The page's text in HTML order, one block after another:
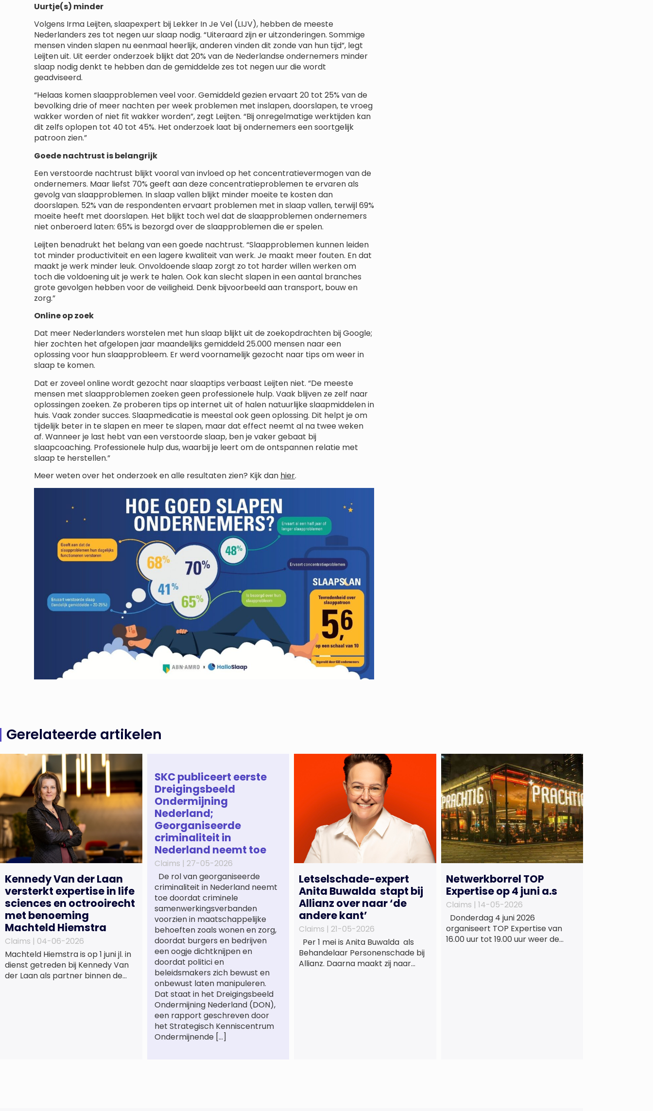
Uurtje(s) minder
Volgens Irma Leijten, slaapexpert bij Lekker In Je Vel (LIJV), hebben de meeste
Nederlanders zes tot negen uur slaap nodig. “Uiteraard zijn er uitzonderingen. Sommige
mensen vinden slapen nu eenmaal heerlijk, anderen vinden dit zonde van hun tijd”, legt
Leijten uit. Uit eerder onderzoek blijkt dat 20% van de Nederlandse ondernemers minder
slaap nodig denkt te hebben dan de gemiddelde zes tot negen uur die wordt
geadviseerd.
“Helaas komen slaapproblemen veel voor. Gemiddeld gezien ervaart 20 tot 25% van de
bevolking drie of meer nachten per week problemen met inslapen, doorslapen, te vroeg
wakker worden of niet fit wakker worden”, zegt Leijten. “Bij onregelmatige werktijden kan
dit zelfs oplopen tot 40 tot 45%. Het onderzoek laat bij ondernemers een soortgelijk
patroon zien.”
Goede nachtrust is belangrijk
Een verstoorde nachtrust blijkt vooral van invloed op het concentratievermogen van de
ondernemers. Maar liefst 70% geeft aan deze concentratieproblemen te ervaren als
gevolg van slaapproblemen. In slaap vallen blijkt minder moeite te kosten dan
doorslapen. 52% van de respondenten ervaart problemen met in slaap vallen, terwijl 69%
moeite heeft met doorslapen. Het blijkt toch wel dat de slaapproblemen ondernemers
niet onberoerd laten: 65% is bezorgd over de slaapproblemen die er spelen.
Leijten benadrukt het belang van een goede nachtrust. “Slaapproblemen kunnen leiden
tot minder productiviteit en een lagere kwaliteit van werk. Je maakt meer fouten. En dat
maakt je werk minder leuk. Onvoldoende slaap zorgt zo tot harder willen werken om
toch die voldoening uit je werk te halen. Ook kan slecht slapen in een aantal branches
grote gevolgen hebben voor de veiligheid. Denk bijvoorbeeld aan transport, bouw en
zorg.”
Online op zoek
Dat meer Nederlanders worstelen met hun slaap blijkt uit de zoekopdrachten bij Google;
hier zochten het afgelopen jaar maandelijks gemiddeld 25.000 mensen naar een
oplossing voor hun slaapprobleem. Er werd voornamelijk gezocht naar tips om weer in
slaap te komen.
Dat er zoveel online wordt gezocht naar slaaptips verbaast Leijten niet. “De meeste
mensen met slaapproblemen zoeken geen professionele hulp. Vaak blijven ze zelf naar
oplossingen zoeken. Ze proberen tips op internet uit of halen natuurlijke slaapmiddelen in
huis. Vaak zonder succes. Slaapmedicatie is meestal ook geen oplossing. Dit helpt je om
tijdelijk beter in te slapen en meer te slapen, maar dat effect neemt al na twee weken
af. Wanneer je last hebt van een verstoorde slaap, ben je vaker gebaat bij
slaapcoaching. Professionele hulp dus, waarbij je leert om de ontspannen relatie met
slaap te herstellen.”
Meer weten over het onderzoek en alle resultaten zien? Kijk dan hier.
Gerelateerde artikelen
Kennedy Van der Laan
versterkt expertise in life
sciences en octrooirecht
met benoeming
Machteld Hiemstra
Claims | 04-06-2026
Machteld Hiemstra is op 1 juni jl. in
dienst getreden bij Kennedy Van
der Laan als partner binnen de
SKC publiceert eerste
Dreigingsbeeld
Ondermijning
Nederland;
Georganiseerde
criminaliteit in
Nederland neemt toe
Claims | 27-05-2026
De rol van georganiseerde
criminaliteit in Nederland neemt
toe doordat criminele
samenwerkingsverbanden
voorzien in maatschappelijke
behoeften zoals wonen en zorg,
doordat burgers en bedrijven
een oogje dichtknijpen en
doordat politici en
beleidsmakers zich bewust en
onbewust laten manipuleren.
Dat staat in het Dreigingsbeeld
Ondermijning Nederland (DON),
een rapport geschreven door
het Strategisch Kenniscentrum
Ondermijnende […]
Letselschade-expert
Anita Buwalda stapt bij
Allianz over naar ‘de
andere kant’
Claims | 21-05-2026
Per 1 mei is Anita Buwalda als
Behandelaar Personenschade bij
Allianz. Daarna maakt zij naar
Netwerkborrel TOP
Expertise op 4 juni a.s
Claims | 14-05-2026
Donderdag 4 juni 2026
organiseert TOP Expertise van
16.00 uur tot 19.00 uur weer de